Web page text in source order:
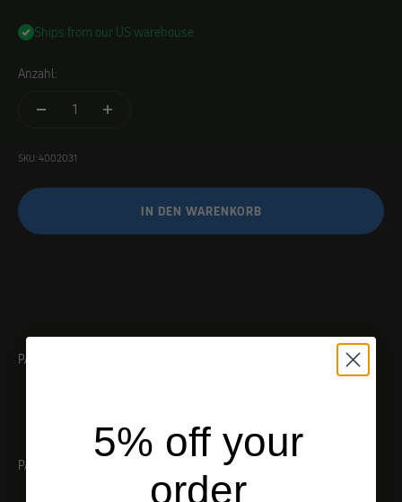
Ships from our US warehouse
Anzahl:
SKU: 4002031
IN DEN WARENKORB
PASSENDES ZUBEHÖR
PASSENDES WERKZEUG
5% off your
order